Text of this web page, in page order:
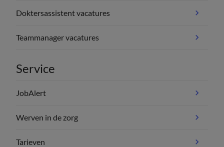
Doktersassistent vacatures
Teammanager vacatures
Service
JobAlert
Werven in de zorg
Tarieven